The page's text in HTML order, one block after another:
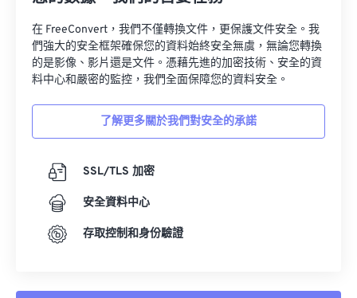
在 FreeConvert，我們不僅轉換文件，更保護文件安全。我
們強大的安全框架確保您的資料始終安全無虞，無論您轉換
的是影像、影片還是文件。憑藉先進的加密技術、安全的資
料中心和嚴密的監控，我們全面保障您的資料安全。
了解更多關於我們對安全的承諾
SSL/TLS 加密
安全資料中心
存取控制和身份驗證